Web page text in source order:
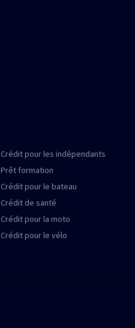
Crédit pour les indépendants
Prêt formation
Crédit pour le bateau
Crédit de santé
Crédit pour la moto
Crédit pour le vélo